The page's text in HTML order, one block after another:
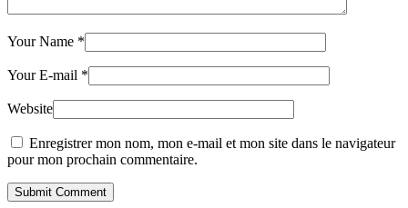
Your Name *
Your E-mail *
Website
Enregistrer mon nom, mon e-mail et mon site dans le navigateur
pour mon prochain commentaire.
Submit Comment